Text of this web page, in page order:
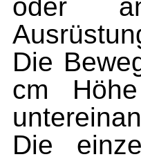
oder
Die
cm
Die